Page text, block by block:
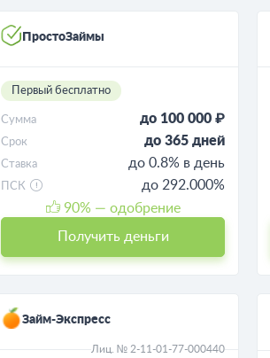
ПростоЗаймы
Первый бесплатно
Сумма до 100 000 ₽
Срок до 365 дней
Ставка до 0.8% в день
ПСК
до 292.000%
90% — одобрение
Получить деньги
Займ-Экспресс
Лиц. № 2-11-01-77-000440